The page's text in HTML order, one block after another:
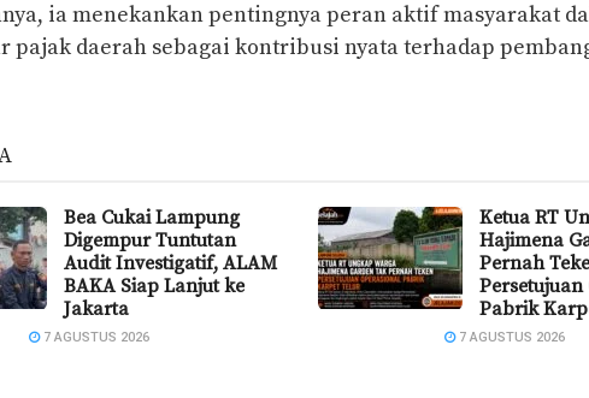
ia menekankan pentingnya peran aktif masyarakat
pajak daerah sebagai kontribusi nyata terhadap
Bea Cukai Lampung
Digempur Tuntutan
Audit Investigatif, ALAM
BAKA Siap Lanjut ke
Jakarta
7 AGUSTUS 2026
Ketua RT
Hajimena
Pernah
Pabrik
7 AGUSTUS 2026